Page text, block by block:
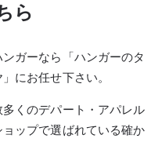
ら
ンガーなら「ハンガーのタ
」にお任せ下さい。
多くのデパート・アパレル
ョップで選ばれている確か